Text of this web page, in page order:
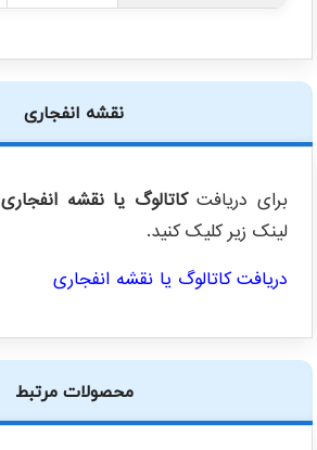
نقشه انفجاری
برای دریافتکاتالوگ یا نقشه انفجاری
لینک زیر کلیک کنید.
دریافت کاتالوگ یا نقشه انفجاری
محصولات مرتبط